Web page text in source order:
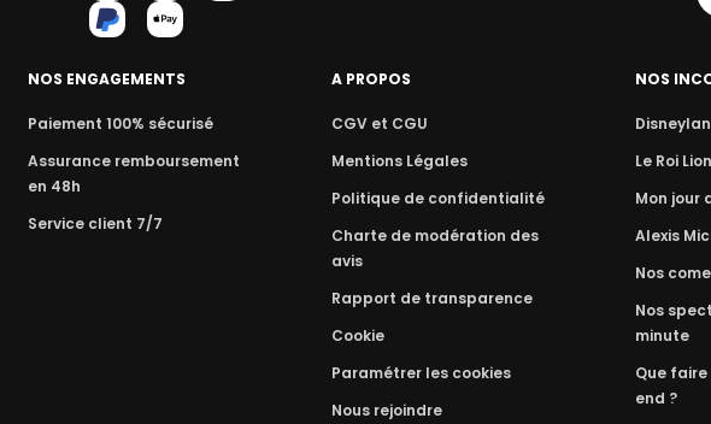
NOS ENGAGEMENTS
Paiement 100% sécurisé
Assurance remboursement
en 48h
Service client 7/7
A PROPOS
CGV et CGU
Mentions Légales
Politique de confidentialité
Charte de modération des
avis
Rapport de transparence
Cookie
Paramétrer les cookies
Nous rejoindre
NOS
Le Roi Lion
Mon jour
Alexis
Nos
Nos
minute
Que
end ?